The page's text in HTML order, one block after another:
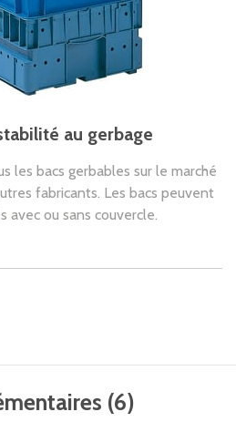
au gerbage
les bacs gerbables sur le marché
fabricants. Les bacs peuvent
avec ou sans couvercle.
(6)